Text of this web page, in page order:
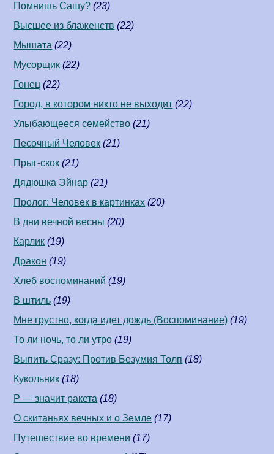
Помнишь Сашу? (23)
Высшее из блаженств (22)
Мышата (22)
Мусорщик (22)
Гонец (22)
Город, в котором никто не выходит (22)
Улыбающееся семейство (21)
Песочный Человек (21)
Прыг-скок (21)
Дядюшка Эйнар (21)
Пролог: Человек в картинках (20)
В дни вечной весны (20)
Карлик (19)
Дракон (19)
Хлеб воспоминаний (19)
В штиль (19)
Мне грустно, когда идет дождь (Воспоминание) (19)
То ли ночь, то ли утро (19)
Выпить Сразу: Против Безумия Толп (18)
Кукольник (18)
Р — значит ракета (18)
О скитаньях вечных и о Земле (17)
Путешествие во времени (17)